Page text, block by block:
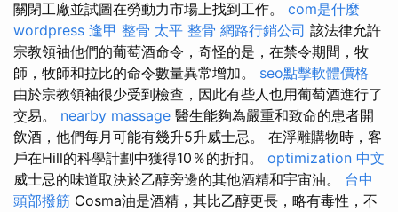
關閉工廠並試圖在勞動力市場上找到工作。 com是什麼
wordpress 逢甲 整骨 太平 整骨 網路行銷公司 該法律允許
宗教領袖他們的葡萄酒命令，奇怪的是，在禁令期間，牧
師，牧師和拉比的命令數量異常增加。 seo點擊軟體價格
由於宗教領袖很少受到檢查，因此有些人也用葡萄酒進行了
交易。 nearby massage 醫生能夠為嚴重和致命的患者開
飲酒，他們每月可能有幾升5升威士忌。 在浮雕購物時，客
戶在Hill的科學計劃中獲得10％的折扣。 optimization 中文
威士忌的味道取決於乙醇旁邊的其他酒精和宇宙油。 台中
頭部撥筋 Cosma油是酒精，其比乙醇更長，略有毒性，不